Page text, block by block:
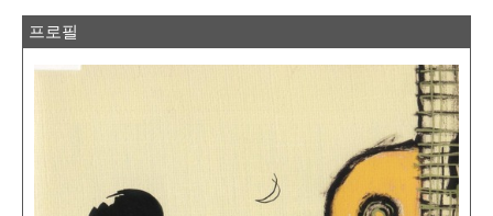
프로필